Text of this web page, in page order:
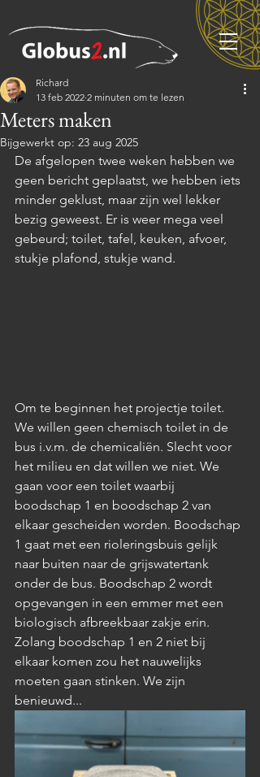
Meters maken
Richard
13 feb 2022 2 minuten om te lezen
Bijgewerkt op: 23 aug 2025
De afgelopen twee weken hebben we
geen bericht geplaatst, we hebben iets
minder geklust, maar zijn wel lekker
bezig geweest. Er is weer mega veel
gebeurd; toilet, tafel, keuken, afvoer,
stukje plafond, stukje wand.
Om te beginnen het projectje toilet.
We willen geen chemisch toilet in de
bus i.v.m. de chemicaliën. Slecht voor
het milieu en dat willen we niet. We
gaan voor een toilet waarbij
boodschap 1 en boodschap 2 van
elkaar gescheiden worden. Boodschap
1 gaat met een rioleringsbuis gelijk
naar buiten naar de grijswatertank
onder de bus. Boodschap 2 wordt
opgevangen in een emmer met een
biologisch afbreekbaar zakje erin.
Zolang boodschap 1 en 2 niet bij
elkaar komen zou het nauwelijks
moeten gaan stinken. We zijn
benieuwd...